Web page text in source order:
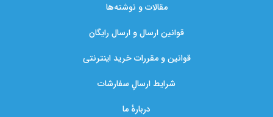
مقالات و نوشته‌ها
قوانین ارسال و ارسال رایگان
قوانین و مقررات خرید اینترنتی
شرایط ارسالِ سفارشات
دربارهٔ ما